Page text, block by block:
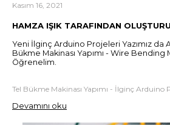
Kasım 16, 2021
HAMZA IŞIK TARAFINDAN
Yeni İlginç Arduino Projeleri Yazımız da
Bükme Makinası Yapımı - Wire Bending
Öğrenelim.
Tel Bükme Makinası Yapımı - İlginç Arduino
Devamını oku